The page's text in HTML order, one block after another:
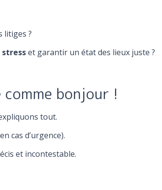
litiges ?
et garantir un état des lieux juste ?
comme bonjour !
tout.
cas d’urgence).
et incontestable.